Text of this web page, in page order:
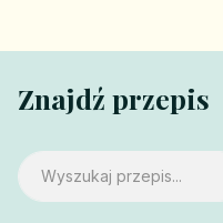
Znajdź przepis